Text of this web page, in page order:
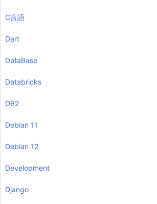
C言語
Dart
DataBase
Databricks
DB2
Debian 11
Debian 12
Development
Django